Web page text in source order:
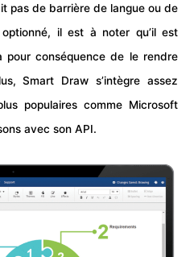
pas de barrière de langue ou de
il est à noter qu’il est
pour conséquence de le rendre
Smart Draw s’intègre assez
populaires comme Microsoft
avec son API.